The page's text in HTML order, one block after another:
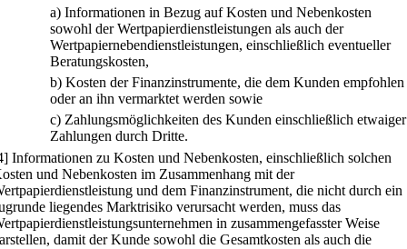
a) Informationen in Bezug auf Kosten und Nebenkosten
sowohl der Wertpapierdienstleistungen als auch der
Wertpapiernebendienstleistungen, einschließlich eventueller
Beratungskosten,
b) Kosten der Finanzinstrumente, die dem Kunden empfohlen
oder an ihn vermarktet werden sowie
c) Zahlungsmöglichkeiten des Kunden einschließlich etwaiger
Zahlungen durch Dritte.
Informationen zu Kosten und Nebenkosten, einschließlich solchen
und Nebenkosten im Zusammenhang mit der
und dem Finanzinstrument, die nicht durch ein
liegendes Marktrisiko verursacht werden, muss das
in zusammengefasster Weise
damit der Kunde sowohl die Gesamtkosten als auch die